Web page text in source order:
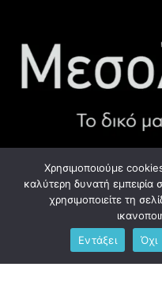
Προσωπικά
Ανδρέου Λόντου 1,
Χρησιμοποιούμε
καλύτερη δυνατή εμπειρία
χρησιμοποιείτε τη
Εντάξει
Όχι